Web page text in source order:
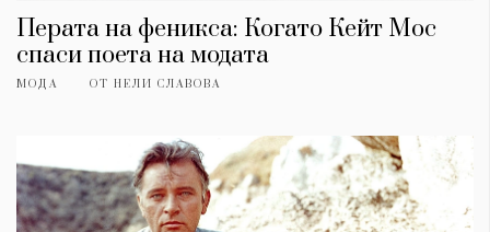
Перата на феникса: Когато Кейт Мос
спаси поета на модата
МОДА ОТ НЕЛИ СЛАВОВА